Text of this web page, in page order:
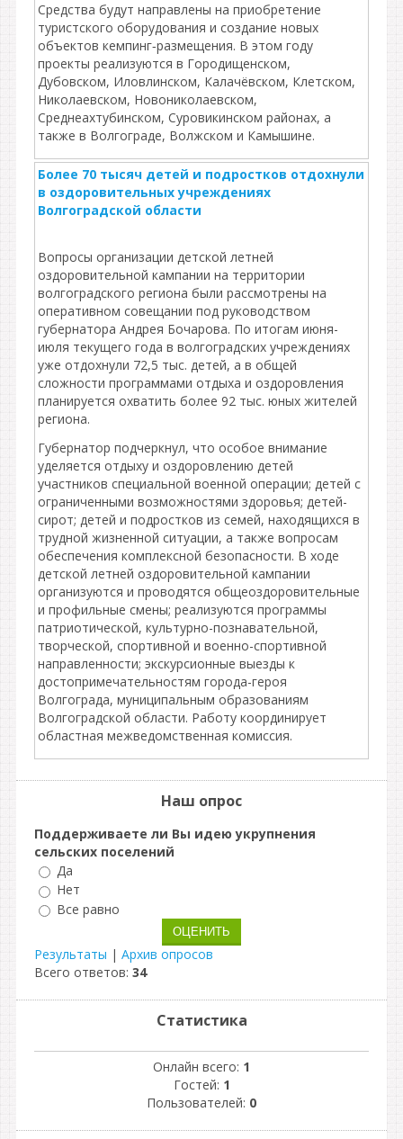
Средства будут направлены на приобретение
туристского оборудования и создание новых
объектов кемпинг‑размещения. В этом году
проекты реализуются в Городищенском,
Дубовском, Иловлинском, Калачёвском, Клетском,
Николаевском, Новониколаевском,
Среднеахтубинском, Суровикинском районах, а
также в Волгограде, Волжском и Камышине.
Более 70 тысяч детей и подростков отдохнули
в оздоровительных учреждениях
Волгоградской области
Вопросы организации детской летней
оздоровительной кампании на территории
волгоградского региона были рассмотрены на
оперативном совещании под руководством
губернатора Андрея Бочарова. По итогам июня-
июля текущего года в волгоградских учреждениях
уже отдохнули 72,5 тыс. детей, а в общей
сложности программами отдыха и оздоровления
планируется охватить более 92 тыс. юных жителей
региона.
Губернатор подчеркнул, что особое внимание
уделяется отдыху и оздоровлению детей
участников специальной военной операции; детей с
ограниченными возможностями здоровья; детей-
сирот; детей и подростков из семей, находящихся в
трудной жизненной ситуации, а также вопросам
обеспечения комплексной безопасности. В ходе
детской летней оздоровительной кампании
организуются и проводятся общеоздоровительные
и профильные смены; реализуются программы
патриотической, культурно-познавательной,
творческой, спортивной и военно-спортивной
направленности; экскурсионные выезды к
достопримечательностям города-героя
Волгограда, муниципальным образованиям
Волгоградской области. Работу координирует
областная межведомственная комиссия.
Наш опрос
Поддерживаете ли Вы идею укрупнения
сельских поселений
Да
Нет
Все равно
Результаты | Архив опросов
Всего ответов: 34
Статистика
Онлайн всего: 1
Гостей: 1
Пользователей: 0